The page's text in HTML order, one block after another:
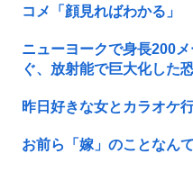
コメ「顔見ればわかる」
ニューヨークで身長200
ぐ、放射能で巨大化した
昨日好きな女とカラオケ
お前ら「嫁」のことなん